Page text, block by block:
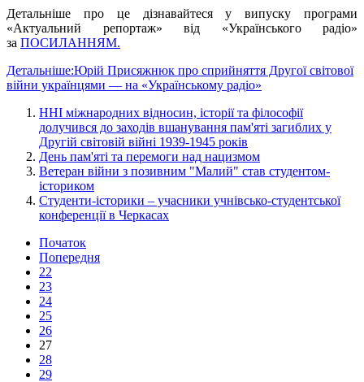
Детальніше про це дізнавайтеся у випуску програми
«Актуальний репортаж» від «Українського радіо»
за ПОСИЛАННЯМ.
Детальніше:Юрій Присяжнюк про сприйняття Другої світової
війни українцями — на «Українському радіо»
ННІ міжнародних відносин, історії та філософії
долучився до заходів вшанування пам'яті загиблих у
Другій світовій війні 1939-1945 років
День пам'яті та перемоги над нацизмом
Ветеран війни з позивним "Малий" став студентом-
істориком
Студенти-історики – учасники учнівсько-студентської
конференції в Черкасах
Початок
Попередня
22
23
24
25
26
27
28
29